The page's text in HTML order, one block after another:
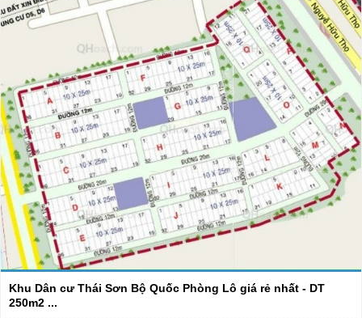
Khu Dân cư Thái Sơn Bộ Quốc Phòng Lô giá rẻ nhất - DT
250m2 ...